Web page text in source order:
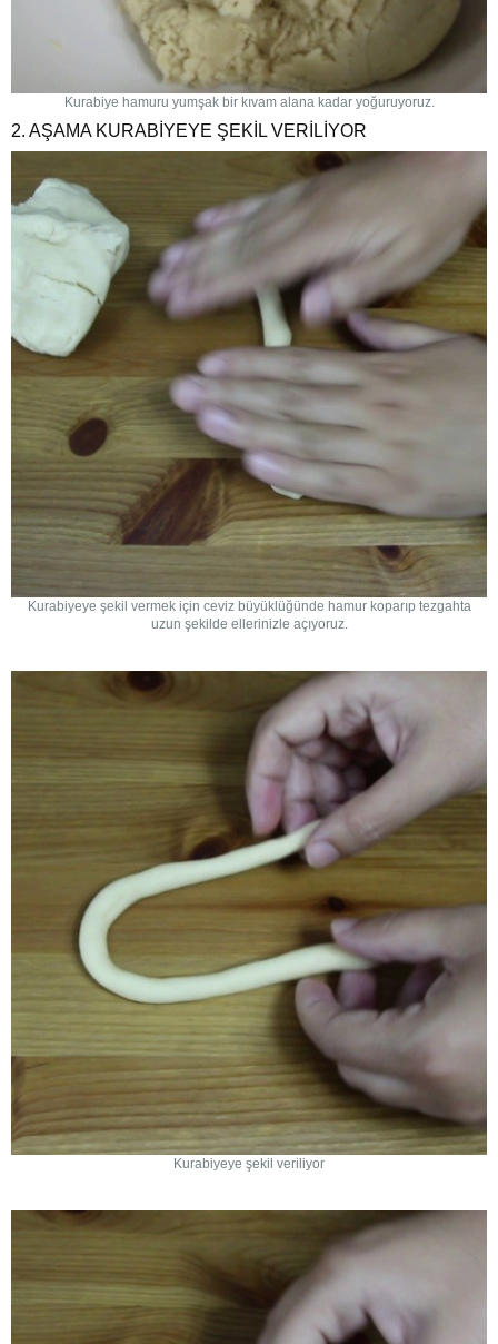
Kurabiye hamuru yumşak bir kıvam alana kadar yoğuruyoruz.
2. AŞAMA KURABİYEYE ŞEKİL VERİLİYOR
Kurabiyeye şekil vermek için ceviz büyüklüğünde hamur koparıp tezgahta
uzun şekilde ellerinizle açıyoruz.
Kurabiyeye şekil veriliyor